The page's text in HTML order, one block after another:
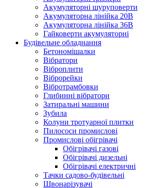
Акумуляторні шуруповерти
Акумуляторна лінійка 20В
Акумуляторна лінійка 36В
Гайковерти акумуляторні
Будівельне обладнання
Бетономішалки
Вібратори
Віброплити
Віброрейки
Вібротрамбовки
Глибинні вібратори
Затиральні машини
Зубила
Колуни тротуарної плитки
Пилососи промислові
Промислові обігрівачі
Обігрівачі газові
Обігрівачі дизельні
Обігрівачі електричні
Тачки садово-будівельні
Швонарізувачі